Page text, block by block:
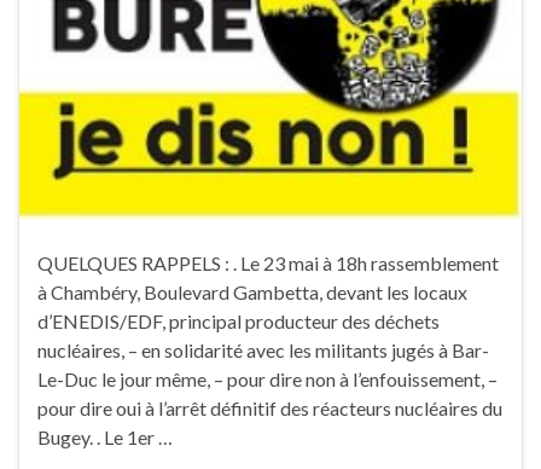
QUELQUES RAPPELS : . Le 23 mai à 18h rassemblement
à Chambéry, Boulevard Gambetta, devant les locaux
d’ENEDIS/EDF, principal producteur des déchets
nucléaires, – en solidarité avec les militants jugés à Bar-
Le-Duc le jour même, – pour dire non à l’enfouissement, –
pour dire oui à l’arrêt définitif des réacteurs nucléaires du
Bugey. . Le 1er …